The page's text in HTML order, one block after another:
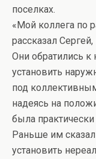
поселках.
«Мой коллега по
рассказал
Они обратились к
установить
под
надеясь на
была
Раньше им
установить